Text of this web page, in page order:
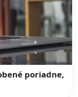
poriadne,